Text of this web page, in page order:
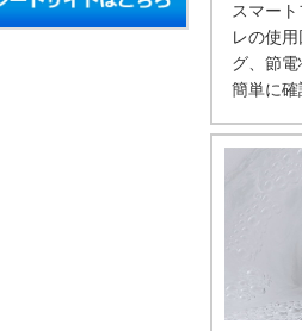
スマー
レの使
グ、節
簡単に確